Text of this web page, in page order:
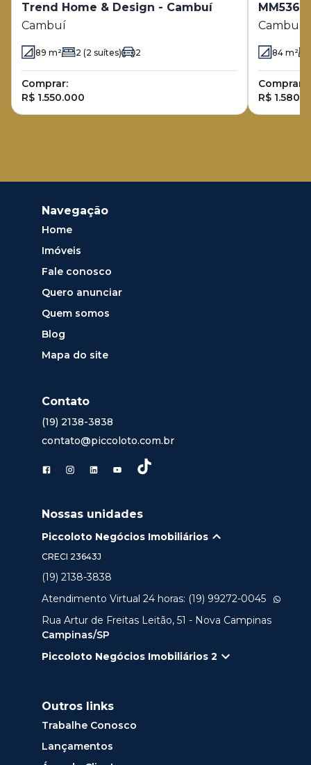
Trend Home & Design - Cambuí
Cambuí
89 m² 2 (2 suítes) 2
Comprar:
R$ 1.550.000
MM536
Cambuí
84 m²
Comprar:
R$
Navegação
Home
Imóveis
Fale conosco
Quero anunciar
Quem somos
Blog
Mapa do site
Contato
(19) 2138-3838
contato@piccoloto.com.br
Nossas unidades
Piccoloto Negócios Imobiliários
CRECI 23643J
(19) 2138-3838
Atendimento Virtual 24 horas: (19) 99272-0045
Rua Artur de Freitas Leitão, 51 - Nova Campinas
Campinas/SP
Piccoloto Negócios Imobiliários 2
Outros links
Trabalhe Conosco
Lançamentos